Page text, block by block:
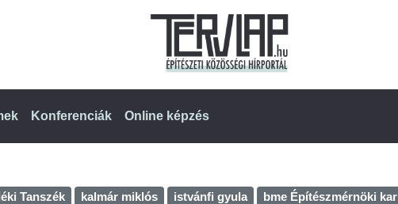
Konferenciák Online képzés
Tanszék kalmár miklós istvánfi gyula bme Építészmérnöki kar